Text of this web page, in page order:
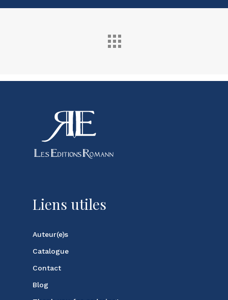
Liens utiles
Auteur(e)s
Catalogue
Contact
Blog